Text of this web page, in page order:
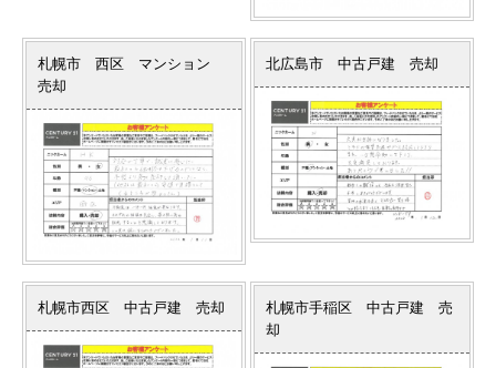
札幌市 西区 マンション
売却
北広島市 中古戸建 売却
札幌市西区 中古戸建 売却
札幌市手稲区 中古戸建 売
却